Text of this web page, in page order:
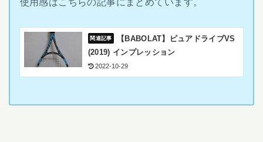
【BABOLAT】ピュアドライブVS
(2019) インプレッション
2022-10-29